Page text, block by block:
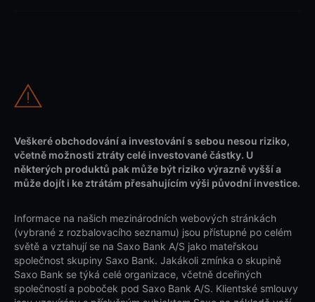
Veškeré obchodování a investování s sebou nesou riziko,
včetně možnosti ztráty celé investované částky. U
některých produktů pak může být riziko výrazně vyšší a
může dojít i ke ztrátám přesahujícím výši původní investice.
Informace na našich mezinárodních webových stránkách
(vybrané z rozbalovacího seznamu) jsou přístupné po celém
světě a vztahují se na Saxo Bank A/S jako mateřskou
společnost skupiny Saxo Bank. Jakákoli zmínka o skupině
Saxo Bank se týká celé organizace, včetně dceřiných
společností a poboček pod Saxo Bank A/S. Klientské smlouvy